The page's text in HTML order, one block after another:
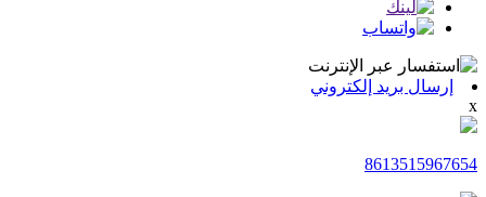
إرسال بريد إلكتروني
x
8613515967654